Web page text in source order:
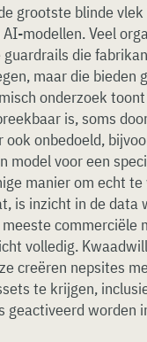
grootste blinde vlek
modellen. Veel
die
maar die bieden
onderzoek toont
is, soms
ook onbedoeld,
model voor een
manier om echt
is inzicht in de data
commerciële
volledig.
creëren nepsites
te krijgen,
geactiveerd worden